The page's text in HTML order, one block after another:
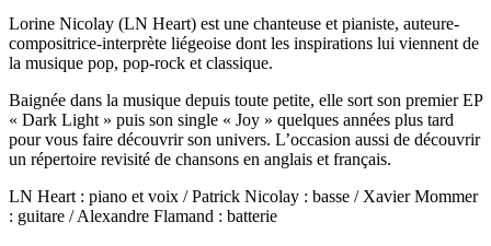
Lorine Nicolay (LN Heart) est une chanteuse et pianiste, auteure-
compositrice-interprète liégeoise dont les inspirations lui viennent de
la musique pop, pop-rock et classique.
Baignée dans la musique depuis toute petite, elle sort son premier EP
« Dark Light » puis son single « Joy » quelques années plus tard
pour vous faire découvrir son univers. L’occasion aussi de découvrir
un répertoire revisité de chansons en anglais et français.
LN Heart : piano et voix / Patrick Nicolay : basse / Xavier Mommer
: guitare / Alexandre Flamand : batterie